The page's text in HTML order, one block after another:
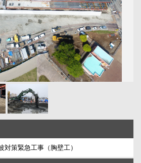
策緊急工事（胸壁工）